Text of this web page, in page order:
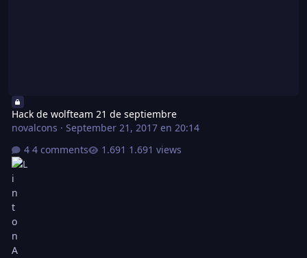
Hack de wolfteam 21 de septiembre
novalcons · September 21, 2017 en 20:14
4 comments
1.691 views